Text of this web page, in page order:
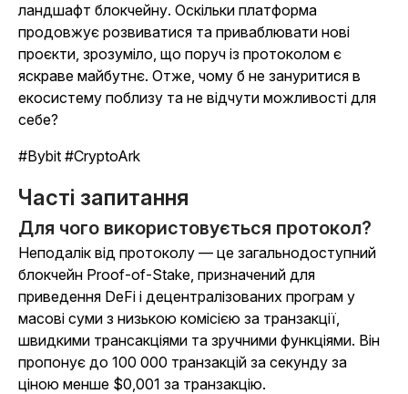
ландшафт блокчейну. Оскільки платформа
продовжує розвиватися та приваблювати нові
проєкти, зрозуміло, що поруч із протоколом є
яскраве майбутнє. Отже, чому б не зануритися в
екосистему поблизу та не відчути можливості для
себе?
#Bybit #CryptoArk
Часті запитання
Для чого використовується протокол?
Неподалік від протоколу — це загальнодоступний
блокчейн Proof-of-Stake, призначений для
приведення DeFi і децентралізованих програм у
масові суми з низькою комісією за транзакції,
швидкими трансакціями та зручними функціями. Він
пропонує до 100 000 транзакцій за секунду за
ціною менше $0,001 за транзакцію.